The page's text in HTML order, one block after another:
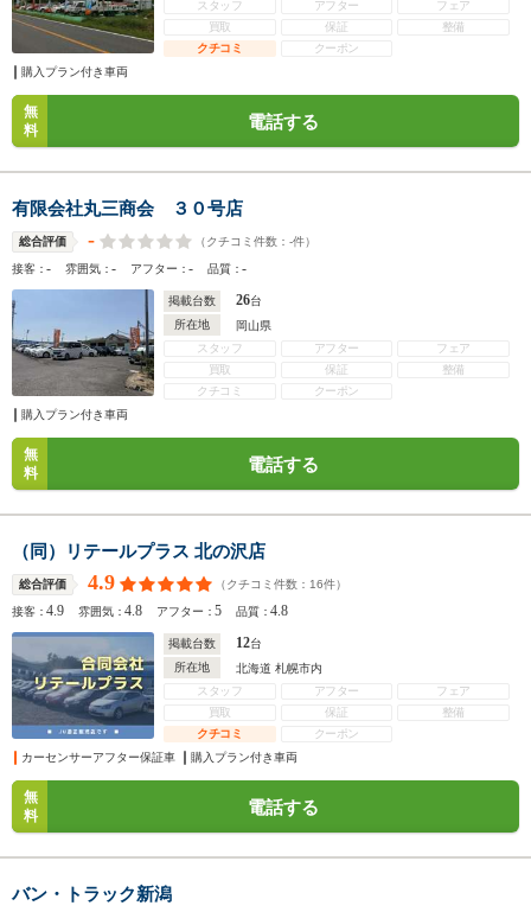
スタッフ アフター
フェア
買取
保証
整備
クチコミ
クーポン
購入プラン付き車両
無
料
電話する
有限会社丸三商会 ３０号店
総合評価 - （クチコミ件数： -件）
接客：- 雰囲気：- アフター：- 品質：-
掲載台数 26台
所在地
岡山県
スタッフ
アフター
フェア
買取
保証
整備
クチコミ
クーポン
購入プラン付き車両
無
料
電話する
（同）リテールプラス 北の沢店
総合評価 4.9 （クチコミ件数： 16件）
接客：4.9 雰囲気：4.8 アフター：5 品質：4.8
掲載台数 12台
所在地
北海道 札幌市内
スタッフ
アフター
フェア
買取
保証
整備
クチコミ
クーポン
カーセンサーアフター保証車
購入プラン付き車両
無
料
電話する
バン・トラック新潟